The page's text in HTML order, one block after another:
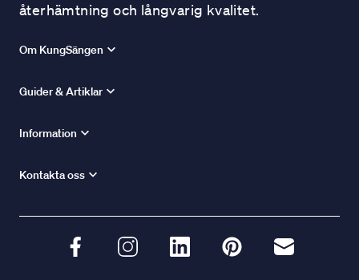
återhämtning och långvarig kvalitet.
Om KungSängen
Guider & Artiklar
Information
Kontakta oss